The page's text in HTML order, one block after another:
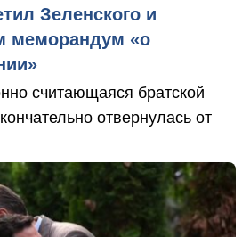
Зеленского и
меморандум «о
считающаяся братской
отвернулась от